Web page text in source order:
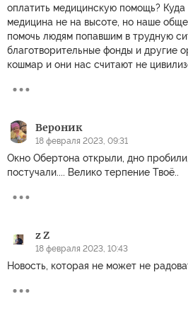
оплатить медицинскую помощь?
медицина не на высоте, но наше
помочь людям попавшим в трудную
благотворительные фонды и другие
кошмар и они нас считают не
Вероник
18 февраля 2023, 09:31
Окно Обертона открыли, дно
постучали.... Велико терпение Твоё..
z Z
18 февраля 2023, 10:43
Новость, которая не может не